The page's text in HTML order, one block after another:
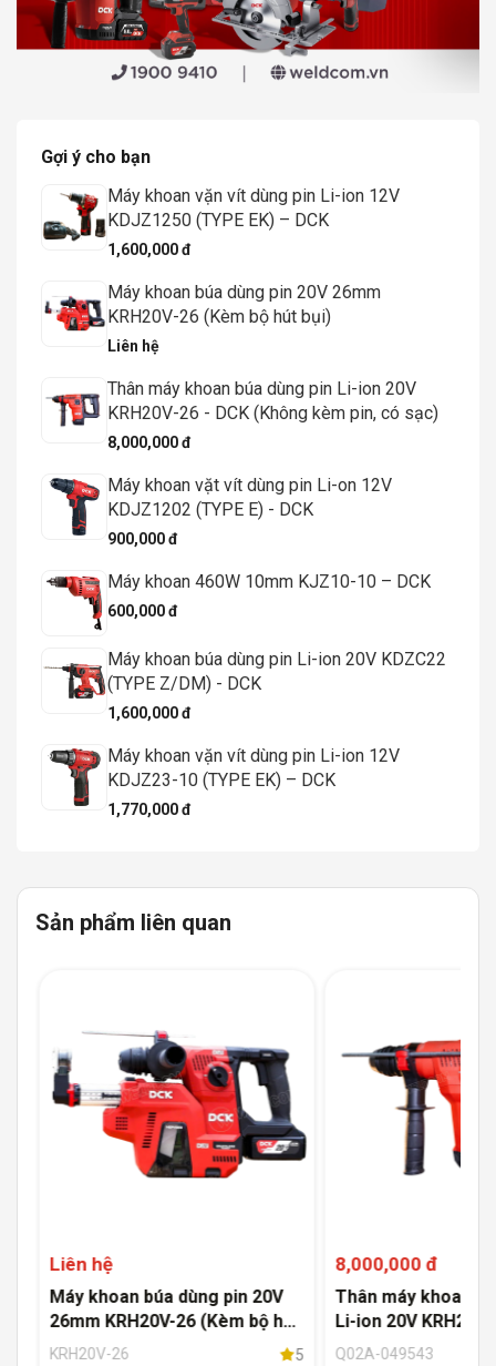
Gợi ý cho bạn
Máy khoan vặn vít dùng pin Li-ion 12V
KDJZ1250 (TYPE EK) – DCK
1,600,000 đ
Máy khoan búa dùng pin 20V 26mm
KRH20V-26 (Kèm bộ hút bụi)
Liên hệ
Thân máy khoan búa dùng pin Li-ion 20V
KRH20V-26 - DCK (Không kèm pin, có sạc)
8,000,000 đ
Máy khoan vặt vít dùng pin Li-on 12V
KDJZ1202 (TYPE E) - DCK
900,000 đ
Máy khoan 460W 10mm KJZ10-10 – DCK
600,000 đ
Máy khoan búa dùng pin Li-ion 20V KDZC22
(TYPE Z/DM) - DCK
1,600,000 đ
Máy khoan vặn vít dùng pin Li-ion 12V
KDJZ23-10 (TYPE EK) – DCK
1,770,000 đ
Sản phẩm liên quan
Liên hệ
Máy khoan búa dùng pin 20V
26mm KRH20V-26 (Kèm bộ hút
bụi)
KRH20V-26 5
8,000,000 đ
Thân máy khoan
Li-ion 20V
(Không kèm pin,
Q02A-049543